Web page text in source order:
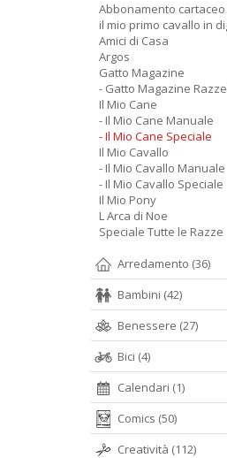
Abbonamento cartaceo
il mio primo cavallo in
Amici di Casa
Argos
Gatto Magazine
- Gatto Magazine
Il Mio Cane
- Il Mio Cane Manuale
- Il Mio Cane Speciale
Il Mio Cavallo
- Il Mio Cavallo Manuale
- Il Mio Cavallo Speciale
Il Mio Pony
L Arca di Noe
Speciale Tutte le Razze
Arredamento (36)
Bambini (42)
Benessere (27)
Bici (4)
Calendari (1)
Comics (50)
Creatività (112)